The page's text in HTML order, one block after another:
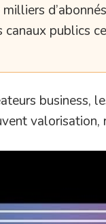
publics
business,